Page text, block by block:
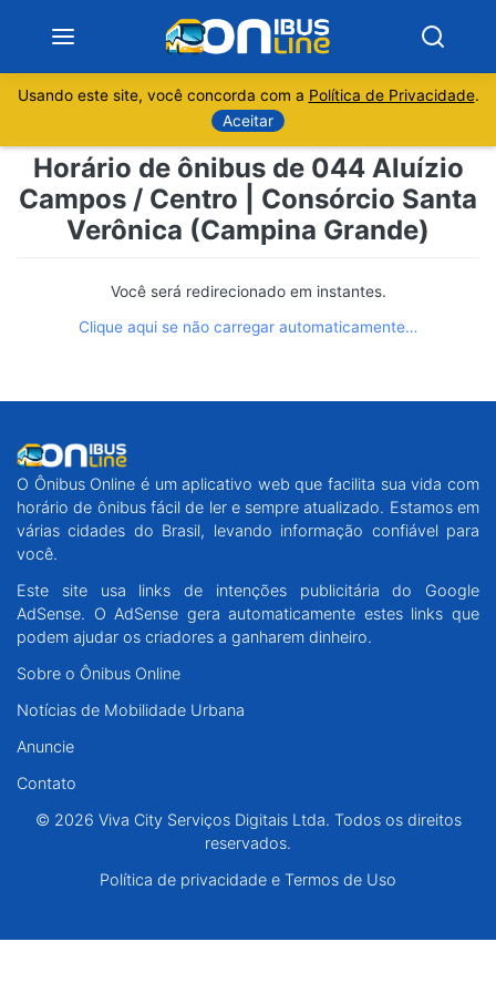
Sobre
Minas Gerais
São Paulo
Espírito Santo
Paraná
Santa Catarina
Centro-Oeste
Norte
Usando este site, você concorda com a Política de Privacidade.
Aceitar
Horário de ônibus de 044 Aluízio
Campos / Centro | Consórcio Santa
Verônica (Campina Grande)
Você será redirecionado em instantes.
Clique aqui se não carregar automaticamente…
O Ônibus Online é um aplicativo web que facilita sua vida com
horário de ônibus fácil de ler e sempre atualizado. Estamos em
várias cidades do Brasil, levando informação confiável para
você.
Este site usa links de intenções publicitária do Google
AdSense. O AdSense gera automaticamente estes links que
podem ajudar os criadores a ganharem dinheiro.
Sobre o Ônibus Online
Notícias de Mobilidade Urbana
Anuncie
Contato
© 2026 Viva City Serviços Digitais Ltda. Todos os direitos
reservados.
Política de privacidade e Termos de Uso